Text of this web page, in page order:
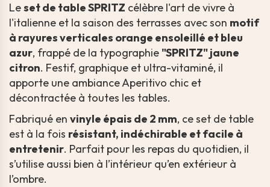
Leset de table SPRITZ célèbre l'art de vivre à
l'italienne et la saison des terrasses avec son motif
à rayures verticales orange ensoleillé et bleu
azur, frappé de la typographie "SPRITZ" jaune
citron. Festif, graphique et ultra-vitaminé, il
apporte une ambiance Aperitivo chic et
décontractée à toutes les tables.
Fabriqué en vinyle épais de 2 mm, ce set de table
est à la fois résistant, indéchirable et facile à
entretenir. Parfait pour les repas du quotidien, il
s’utilise aussi bien à l’intérieur qu’en extérieur à
l’ombre.